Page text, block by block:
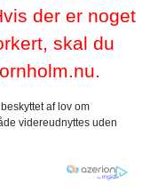
der er noget
skal du
af lov om
videreudnyttes uden